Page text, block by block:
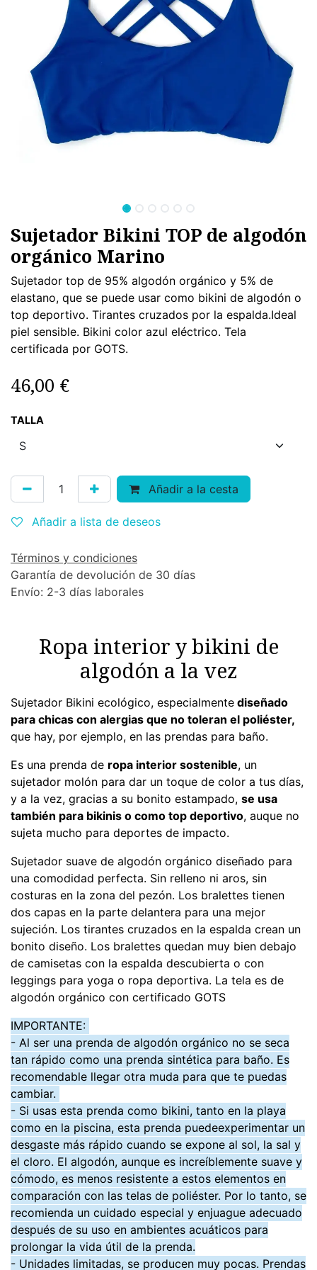
Sujetador Bikini TOP de algodón
orgánico Marino
Sujetador top de 95% algodón orgánico y 5% de
elastano, que se puede usar como bikini de algodón o
top deportivo. Tirantes cruzados por la espalda.Ideal
piel sensible. Bikini color azul eléctrico. Tela
certificada por GOTS.
46,00 €
TALLA
Añadir a la cesta
Añadir a lista de deseos
Términos y condiciones
Garantía de devolución de 30 días
Envío: 2-3 días laborales
Ropa interior y bikini de
algodón a la vez
Sujetador Bikini ecológico, especialmente diseñado
para chicas con alergias que no toleran el poliéster,
que hay, por ejemplo, en las prendas para baño.
Es una prenda de ropa interior sostenible, un
sujetador molón para dar un toque de color a tus días,
y a la vez, gracias a su bonito estampado, se usa
también para bikinis o como top deportivo, auque no
sujeta mucho para deportes de impacto.
Sujetador suave de algodón orgánico diseñado para
una comodidad perfecta. Sin relleno ni aros, sin
costuras en la zona del pezón. Los bralettes tienen
dos capas en la parte delantera para una mejor
sujeción. Los tirantes cruzados en la espalda crean un
bonito diseño. Los bralettes quedan muy bien debajo
de camisetas con la espalda descubierta o con
leggings para yoga o ropa deportiva. La tela es de
algodón orgánico con certificado GOTS
IMPORTANTE:
- Al ser una prenda de algodón orgánico no se seca
tan rápido como una prenda sintética para baño. Es
recomendable llegar otra muda para que te puedas
cambiar.
- Si usas esta prenda como bikini, tanto en la playa
como en la piscina, esta prenda puedeexperimentar un
desgaste más rápido cuando se expone al sol, la sal y
el cloro. El algodón, aunque es increíblemente suave y
cómodo, es menos resistente a estos elementos en
comparación con las telas de poliéster. Por lo tanto, se
recomienda un cuidado especial y enjuague adecuado
después de su uso en ambientes acuáticos para
prolongar la vida útil de la prenda.
- Unidades limitadas, se producen muy pocas. Prendas